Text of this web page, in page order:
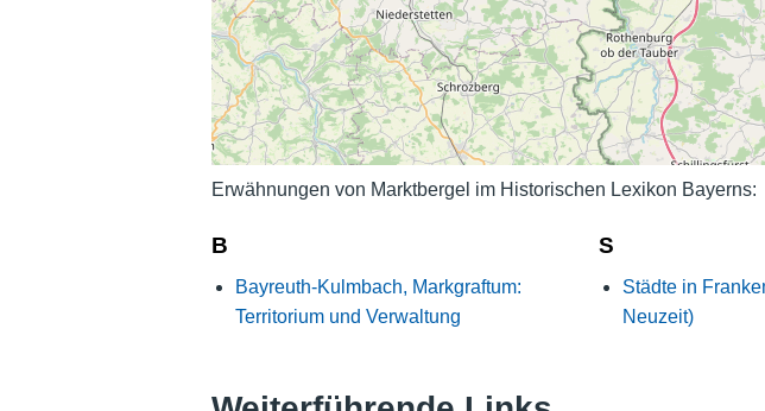
Erwähnungen von Marktbergel im Historischen Lexikon Bayerns:
B
Bayreuth-Kulmbach, Markgraftum:
Territorium und Verwaltung
S
Städte in
Neuzeit)